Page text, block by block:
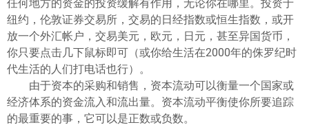
纽约，伦敦证券交易所，交易的日经指数或恒生指数，或开
放一个外汇帐户，交易美元，欧元，日元，甚至异国货币，
你只要点击几下鼠标即可（或你给生活在2000年的侏罗纪时
代生活的人们打电话也行）。
由于资本的采购和销售，资本流动可以衡量一个国家或
经济体系的资金流入和流出量。资本流动平衡使你所要追踪
的最重要的事，它可以是正数或负数。